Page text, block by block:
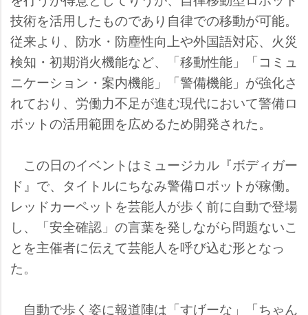
技術を活用したものであり自律での移動が可能。
従来より、防水・防塵性向上や外国語対応、火災
検知・初期消火機能など、「移動性能」「コミュ
ニケーション・案内機能」「警備機能」が強化さ
れており、労働力不足が進む現代において警備ロ
ボットの活用範囲を広めるため開発された。
この日のイベントはミュージカル『ボディガー
ド』で、タイトルにちなみ警備ロボットが稼働。
レッドカーペットを芸能人が歩く前に自動で登場
し、「安全確認」の言葉を発しながら問題ないこ
とを主催者に伝えて芸能人を呼び込む形となっ
た。
自動で歩く姿に報道陣は「すげーな」「ちゃん